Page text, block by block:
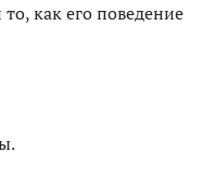
как его поведение